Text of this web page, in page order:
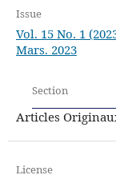
Issue
Vol. 15 No. 1
Mars. 2023
Section
Articles
License